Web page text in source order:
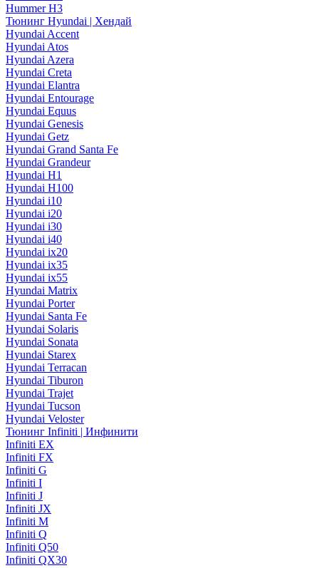
Hummer H3
Тюнинг Hyundai | Хендай
Hyundai Accent
Hyundai Atos
Hyundai Azera
Hyundai Creta
Hyundai Elantra
Hyundai Entourage
Hyundai Equus
Hyundai Genesis
Hyundai Getz
Hyundai Grand Santa Fe
Hyundai Grandeur
Hyundai H1
Hyundai H100
Hyundai i10
Hyundai i20
Hyundai i30
Hyundai i40
Hyundai ix20
Hyundai ix35
Hyundai ix55
Hyundai Matrix
Hyundai Porter
Hyundai Santa Fe
Hyundai Solaris
Hyundai Sonata
Hyundai Starex
Hyundai Terracan
Hyundai Tiburon
Hyundai Trajet
Hyundai Tucson
Hyundai Veloster
Тюнинг Infiniti | Инфинити
Infiniti EX
Infiniti FX
Infiniti G
Infiniti I
Infiniti J
Infiniti JX
Infiniti M
Infiniti Q
Infiniti Q50
Infiniti QX30